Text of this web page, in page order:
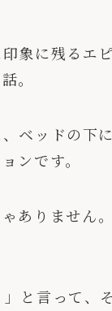
象に残るエ
。
ベッドの下
ンです。
ありません
と言って、